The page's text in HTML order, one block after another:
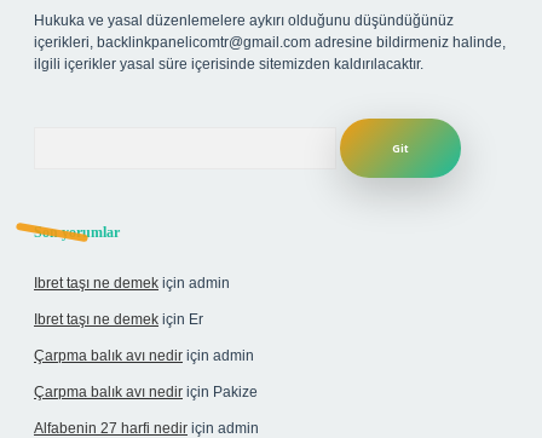
Hukuka ve yasal düzenlemelere aykırı olduğunu düşündüğünüz
içerikleri, backlinkpanelicomtr@gmail.com adresine bildirmeniz halinde,
ilgili içerikler yasal süre içerisinde sitemizden kaldırılacaktır.
Son yorumlar
Ibret taşı ne demek için admin
Ibret taşı ne demek için Er
Çarpma balık avı nedir için admin
Çarpma balık avı nedir için Pakize
Alfabenin 27 harfi nedir için admin